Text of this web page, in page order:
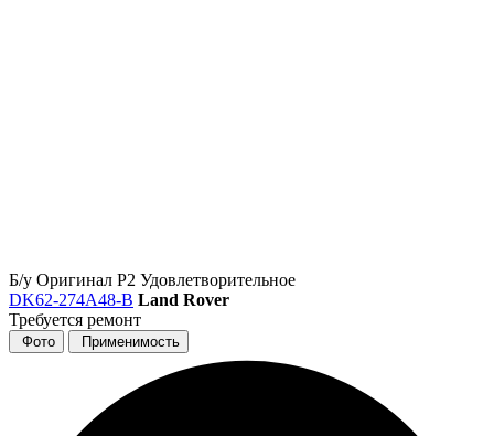
Б/у Оригинал Р2 Удовлетворительное
DK62-274A48-B Land Rover
Требуется ремонт
Фото Применимость